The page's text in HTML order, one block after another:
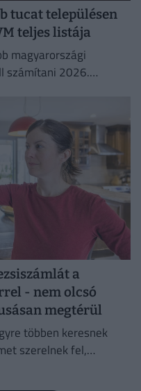
tucat településen
teljes listája
magyarországi
számítani 2026.
a
- nem olcsó
megtérül
többen keresnek
szerelnek fel,